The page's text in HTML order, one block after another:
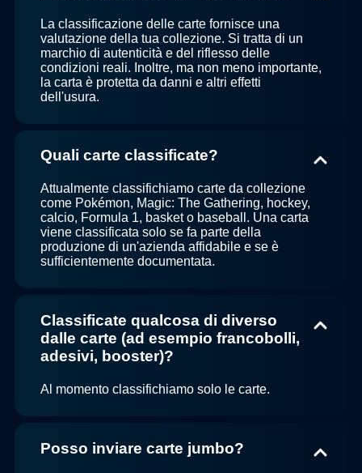
La classificazione delle carte fornisce una
valutazione della tua collezione. Si tratta di un
marchio di autenticità e del riflesso delle
condizioni reali. Inoltre, ma non meno importante,
la carta è protetta da danni e altri effetti
dell'usura.
Quali carte classificate?
Attualmente classifichiamo carte da collezione
come Pokémon, Magic: The Gathering, hockey,
calcio, Formula 1, basket o baseball. Una carta
viene classificata solo se fa parte della
produzione di un'azienda affidabile e se è
sufficientemente documentata.
Classificate qualcosa di diverso
dalle carte (ad esempio francobolli,
adesivi, booster)?
Al momento classifichiamo solo le carte.
Posso inviare carte jumbo?